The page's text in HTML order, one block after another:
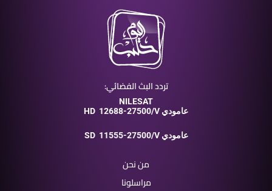
تردد البث الفضائي:
NILESAT
HD
12688-27500/V عامودي
SD 11555-27500/V عامودي
من نحن
مراسلونا